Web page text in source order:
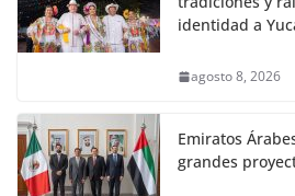
identidad a
agosto 8, 2026
Emiratos
grandes